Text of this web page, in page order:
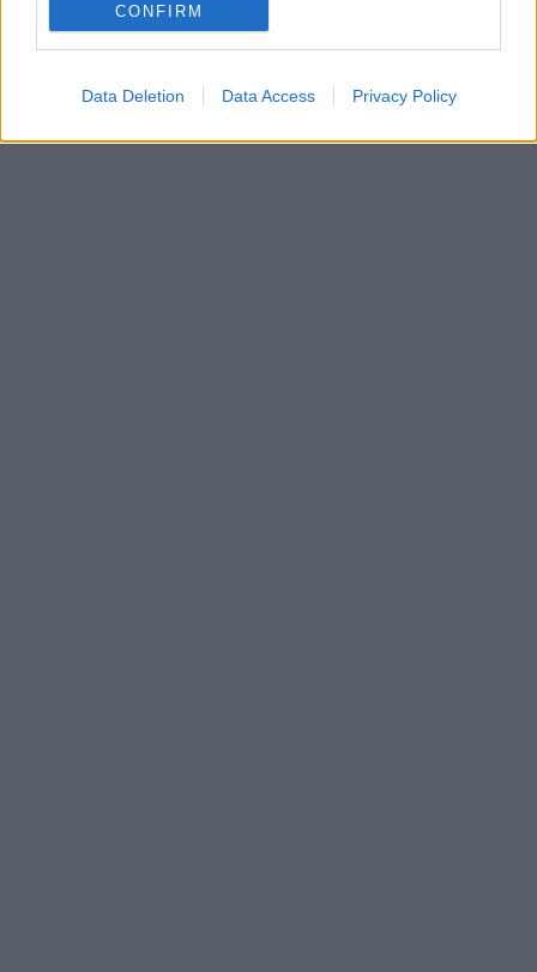
CONFIRM
Data Deletion Data Access Privacy Policy